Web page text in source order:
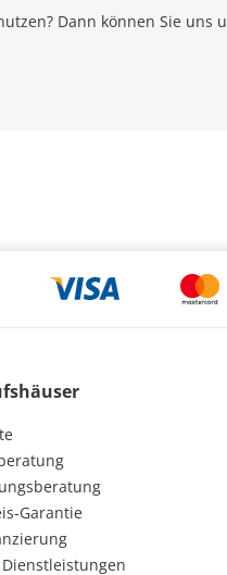
Dann können Sie
Garantie